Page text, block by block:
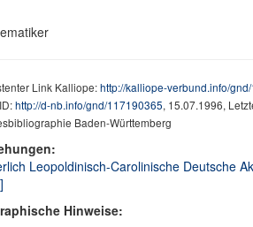
Link Kalliope:http://kalliope-verbund.info/
http://d-nb.info/gnd/117190365, 15.07.1996,
Baden-Württemberg
Leopoldinisch-Carolinische Deutsche
Hinweise: